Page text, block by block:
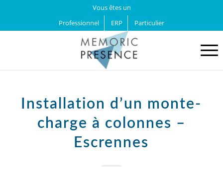
Vous êtes un
Professionnel
ERP Particulier
Installation d’un monte-
charge à colonnes –
Escrennes